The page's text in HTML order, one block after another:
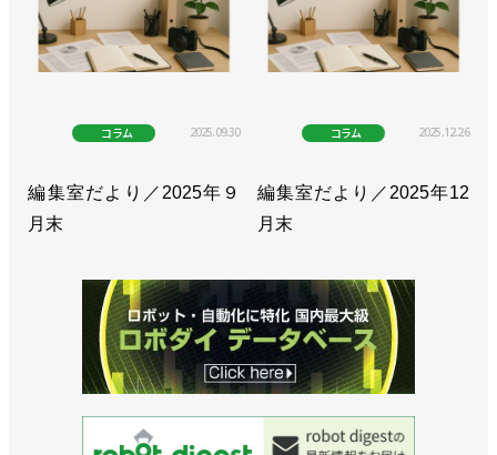
>>[エディターズノートvol.24]教えて、ロボットさん
>>[エディターズノートvol.23]“不気味の谷”は近い
れる年に
>>[エディターズノートvol.21]現在・過去・未来
>>編集室だより／2025年11月末
>> [MECT2025フォトリポート]ロボットによる自動
化が定番に
コラム 2025.09.30
編集室だより／2025年９
月末
コラム 2025.12.26
編集室だより／2025年12
月末